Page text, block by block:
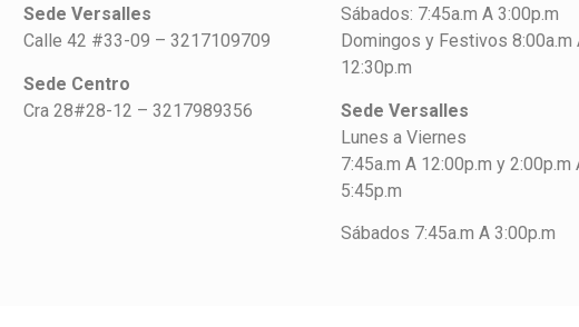
Sede Versalles
Calle 42 #33-09 – 3217109709
Sede Centro
Cra 28#28-12 – 3217989356
Sábados: 7:45a.m A 3:00p.m
Domingos y Festivos 8:00a.m
12:30p.m
Sede Versalles
Lunes a Viernes
7:45a.m A 12:00p.m y 2:00p.m
5:45p.m
Sábados 7:45a.m A 3:00p.m